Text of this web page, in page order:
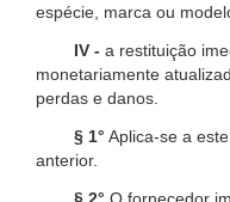
espécie, marca ou
IV - a restituição
monetariamente
perdas e danos.
§ 1° Aplica-se a
anterior.
§ 2° O fornecedor